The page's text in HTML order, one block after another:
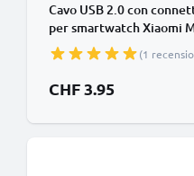
Cavo USB 2.0 con
per smartwatch Xiaomi
& ricarica 1A in nero
(1
CHF 3.95